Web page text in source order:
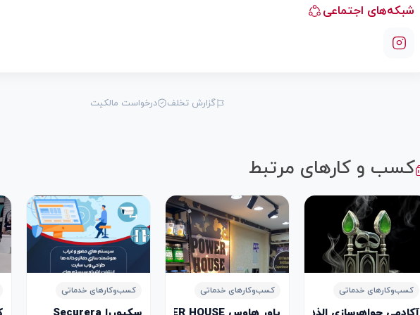
شبکه‌های اجتماعی
گزارش تخلف درخواست مالکیت
کسب و کارهای مرتبط
کسب‌وکارهای خدماتی کسب‌وکارهای خدماتی کسب‌وکارهای خدماتی